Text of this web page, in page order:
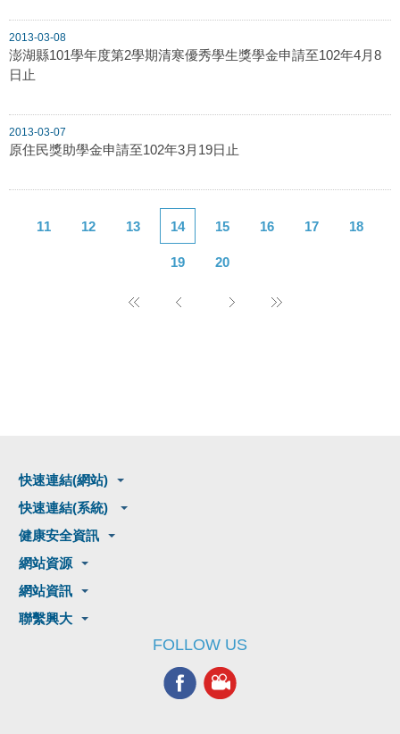
2013-03-08
澎湖縣101學年度第2學期清寒優秀學生獎學金申請至102年4月8
日止
2013-03-07
原住民獎助學金申請至102年3月19日止
11 12 13 14 15 16 17 18
19 20
快速連結(網站)
快速連結(系統)
健康安全資訊
網站資源
網站資訊
聯繫興大
FOLLOW US